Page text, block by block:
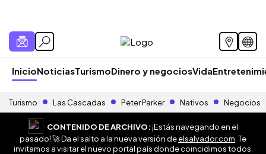
InicioNoticiasTurismoDinero y negociosVida
Turismo Las Cascadas Peter Parker Nativos Negocios
CONTENIDO DE ARCHIVO:¡Estás navegando en el
pasado! 🚀 Da el salto a la nueva versión deelsalvador.com . Te
invitamos a visitar el nuevo portal país donde coincidimos todos.